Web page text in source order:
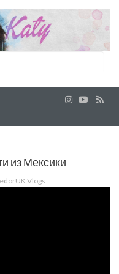
из Мексики
Vlogs